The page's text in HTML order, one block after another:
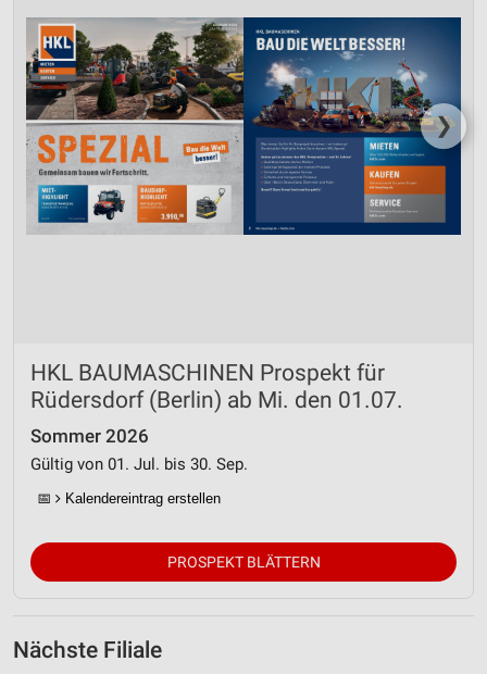
❯
HKL BAUMASCHINEN Prospekt für
Rüdersdorf (Berlin) ab Mi. den 01.07.
Sommer 2026
Gültig von 01. Jul. bis 30. Sep.
📅 Kalendereintrag erstellen
PROSPEKT BLÄTTERN
Nächste Filiale